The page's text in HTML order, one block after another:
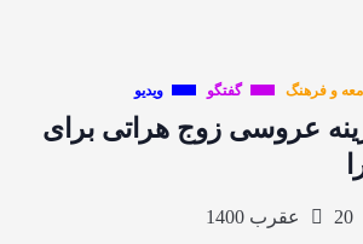
و فرهنگ گفتگو ویدیو
عروسی زوج هراتی برای
20 عقرب 1400